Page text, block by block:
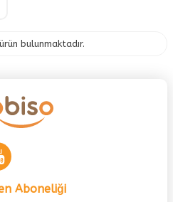
ürün bulunmaktadır.
Aboneliği